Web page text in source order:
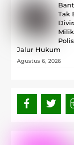
Tak
Jalur Hukum
Agustus 6, 2026